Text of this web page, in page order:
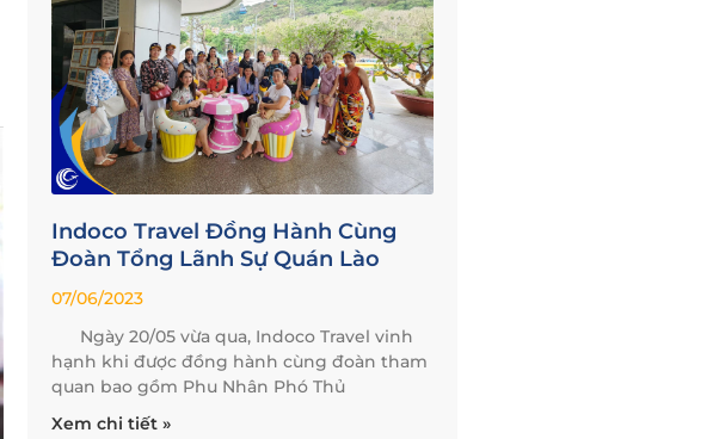
Indoco Travel Đồng Hành Cùng
Đoàn Tổng Lãnh Sự Quán Lào
07/06/2023
Ngày 20/05 vừa qua, Indoco Travel vinh
hạnh khi được đồng hành cùng đoàn tham
quan bao gồm Phu Nhân Phó Thủ
Xem chi tiết »